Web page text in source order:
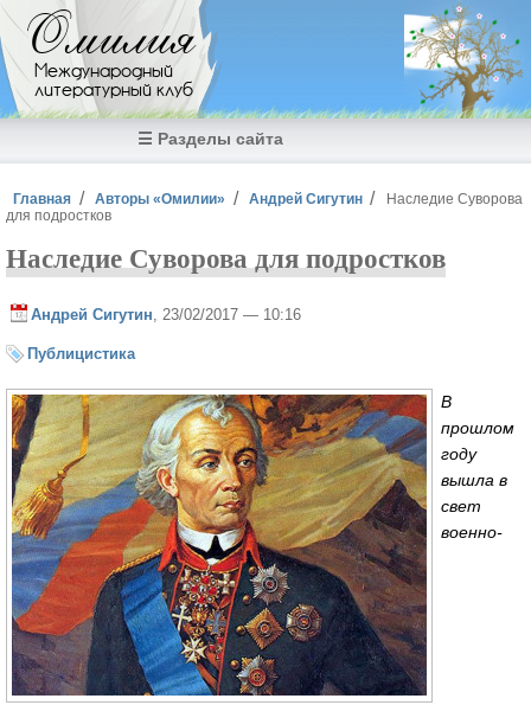
Перейти к основному содержанию
Омилия
Международный
литературный клуб
☰ Разделы сайта
Вы здесь
Главная Авторы «Омилии» Андрей Сигутин
Наследие Суворова
для подростков
Наследие Суворова для подростков
Андрей Сигутин , 23/02/2017 — 10:16
Публицистика
В
прошлом
году
вышла в
свет
военно-